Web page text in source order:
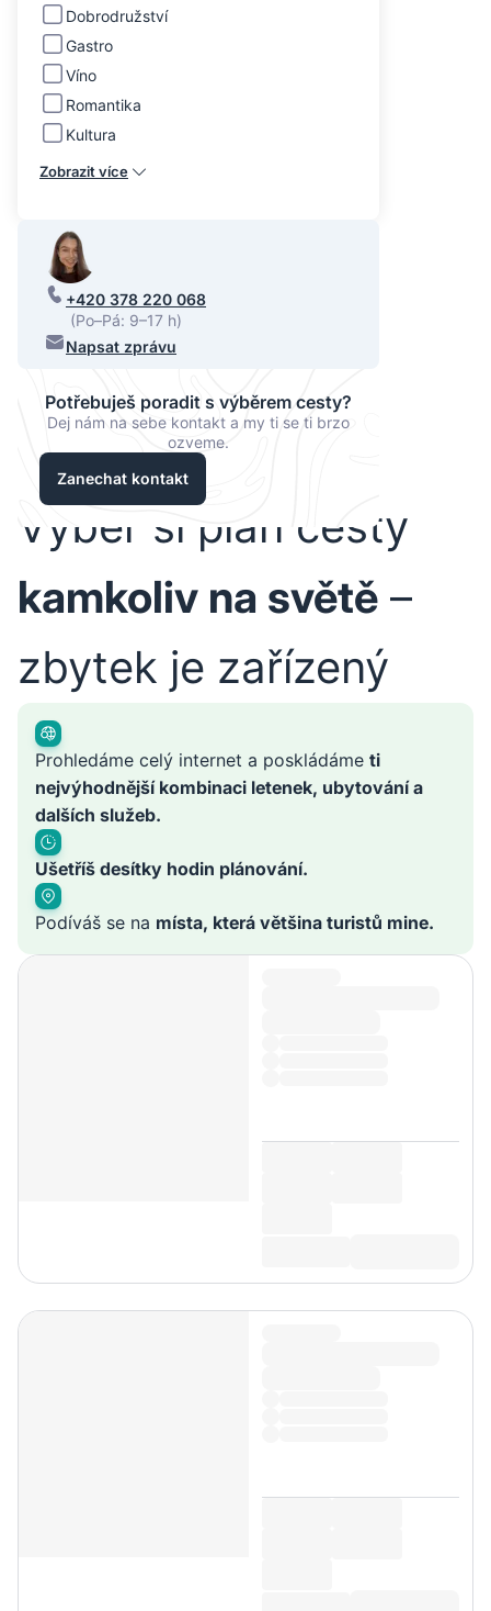
Dobrodružství
Gastro
Víno
Romantika
Kultura
Zobrazit více
+420 378 220 068
(Po–Pá: 9–17 h)
Napsat zprávu
Potřebuješ poradit s výběrem cesty?
Dej nám na sebe kontakt a my ti se ti brzo
ozveme.
Zanechat kontakt
Vyber si plán cesty
kamkoliv na světě –
zbytek je zařízený
Prohledáme celý internet a poskládáme ti
nejvýhodnější kombinaci letenek, ubytování a
dalších služeb.
Ušetříš desítky hodin plánování.
Podíváš se na místa, která většina turistů mine.